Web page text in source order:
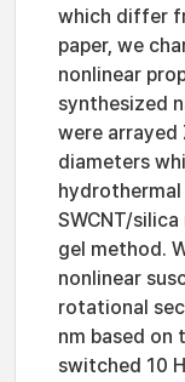
which differ
paper, we
nonlinear
synthesized
were
diameters
hydrothermal
SWCNT/
gel method.
nonlinear
rotational
nm based on
switched 10